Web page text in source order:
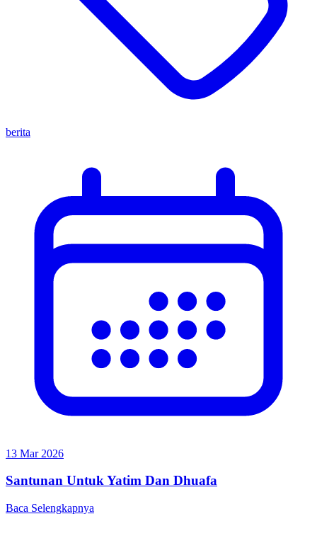
berita
13 Mar 2026
Santunan Untuk Yatim Dan Dhuafa
Baca Selengkapnya